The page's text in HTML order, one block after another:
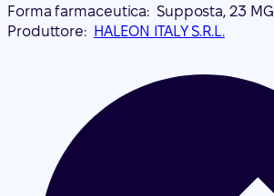
Forma farmaceutica: Supposta, 23 MG
Produttore: HALEON ITALY S.R.L.